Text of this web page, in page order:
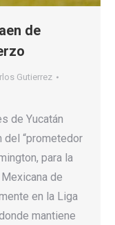
de
Gutierrez
de Yucatán
del “prometedor
para la
de
en la Liga
mantiene